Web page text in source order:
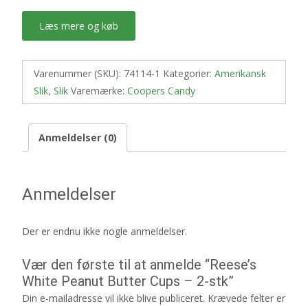
Læs mere og køb
Varenummer (SKU): 74114-1 Kategorier: Amerikansk
Slik, Slik Varemærke: Coopers Candy
Anmeldelser (0)
Anmeldelser
Der er endnu ikke nogle anmeldelser.
Vær den første til at anmelde “Reese’s
White Peanut Butter Cups – 2-stk”
Din e-mailadresse vil ikke blive publiceret. Krævede felter er